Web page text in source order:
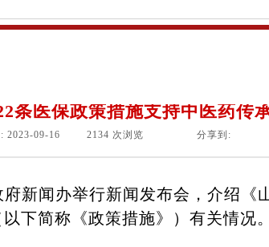
条医保政策措施支持中医药传
2023-09-16 2134 次浏览 分享到:
闻办举行新闻发布会，介绍《
下简称《政策措施》）有关情况。